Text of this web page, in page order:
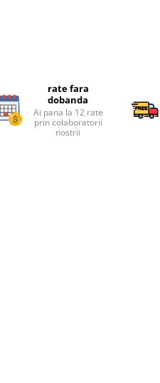
rate fara
dobanda
Ai pana la 12 rate
prin colaboratorii
nostrii